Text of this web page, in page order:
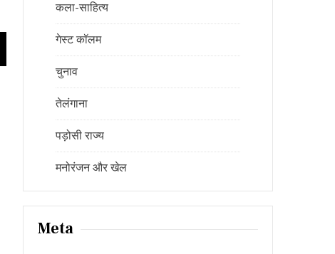
कला-साहित्य
गेस्ट कॉलम
चुनाव
तेलंगाना
पड़ोसी राज्य
मनोरंजन और खेल
Meta